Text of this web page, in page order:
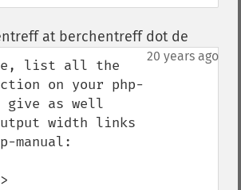
at berchentreff dot de
20 years ago
list all the
on your php-
give as well
width links
manual: